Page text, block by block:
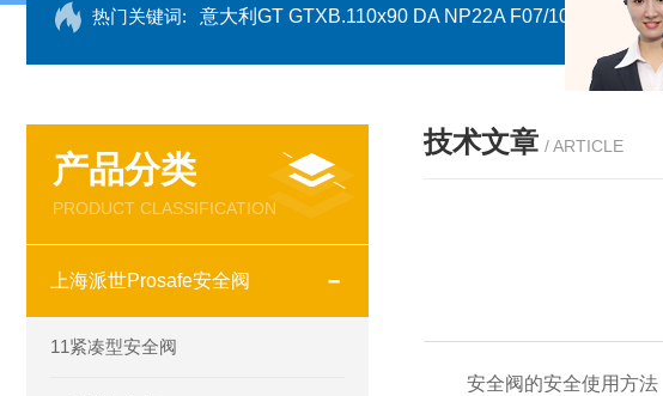
热门关键词: 意大利GT GTXB.110x90 DA NP22A F07/10
产品分类
PRODUCT CLASSIFICATION
上海派世Prosafe安全阀
11紧凑型安全阀
技术文章 / ARTICLE
安全阀的安全使用方法